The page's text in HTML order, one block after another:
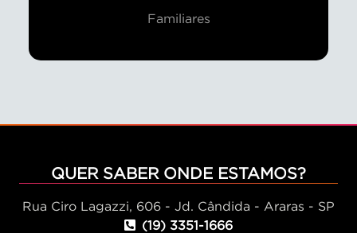
Familiares
QUER SABER ONDE ESTAMOS?
Rua Ciro Lagazzi, 606 - Jd. Cândida - Araras - SP
(19) 3351-1666